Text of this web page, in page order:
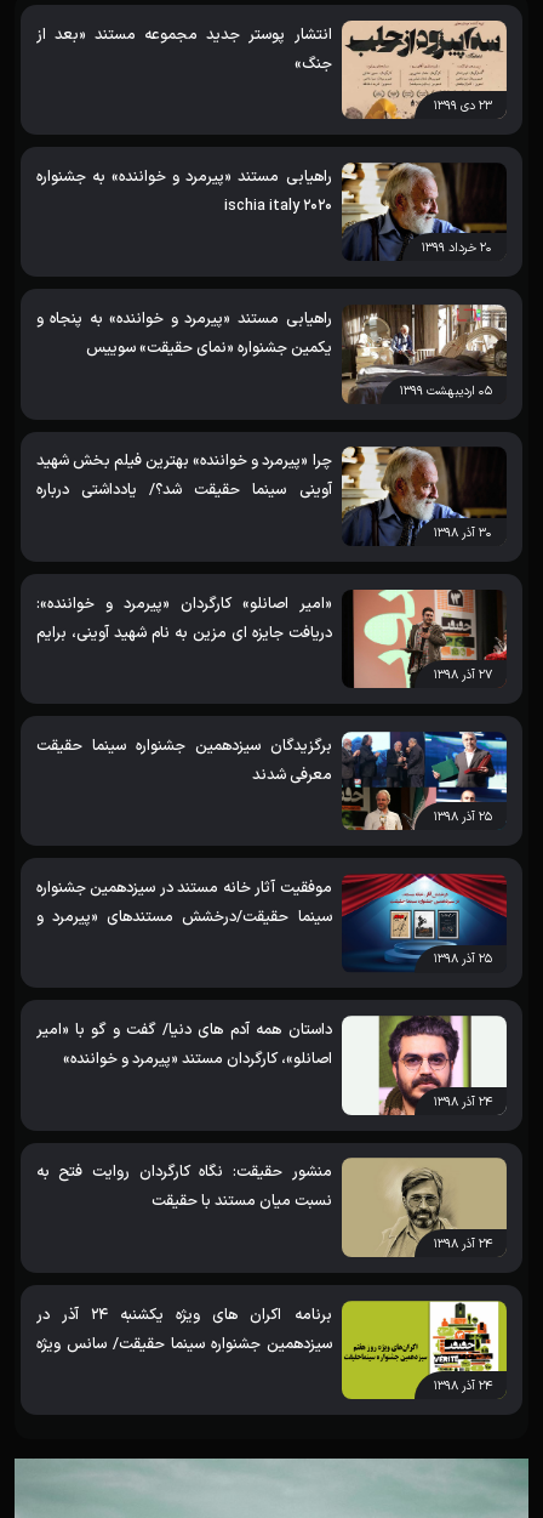
۲۳ دی ۱۳۹۹
انتشار پوستر جدید مجموعه مستند «بعد از
جنگ»
۲۰ خرداد ۱۳۹۹
راهیابی مستند «پیرمرد و خواننده» به جشنواره
ischia italy 2020
۰۵ اردیبهشت ۱۳۹۹
راهیابی مستند «پیرمرد و خواننده» به پنجاه و
یکمین جشنواره «نمای حقیقت» سوییس
۳۰ آذر ۱۳۹۸
چرا «پیرمرد و خواننده» بهترین فیلم بخش شهید
آوینی سینما حقیقت شد؟/ یادداشتی درباره
۲۷ آذر ۱۳۹۸
«امیر اصانلو» کارگردان «پیرمرد و خواننده»:
دریافت جایزه ای مزین به نام شهید آوینی، برایم
۲۵ آذر ۱۳۹۸
برگزیدگان سیزدهمین جشنواره سینما حقیقت
معرفی شدند
۲۵ آذر ۱۳۹۸
موفقیت آثار خانه مستند در سیزدهمین جشنواره
سینما حقیقت/درخشش مستندهای «پیرمرد و
۲۴ آذر ۱۳۹۸
داستان همه آدم های دنیا/ گفت و گو با «امیر
اصانلو»، کارگردان مستند «پیرمرد و خواننده»
۲۴ آذر ۱۳۹۸
منشور حقیقت: نگاه کارگردان روایت فتح به
نسبت میان مستند با حقیقت
۲۴ آذر ۱۳۹۸
برنامه اکران های ویژه یکشنبه 24 آذر در
سیزدهمین جشنواره سینما حقیقت/ سانس ویژه